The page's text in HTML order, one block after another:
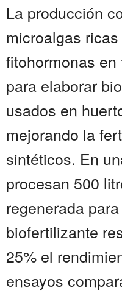
La producción
microalgas
fitohormonas
para elaborar
usados en
mejorando la
sintéticos. En
procesan 500
regenerada
biofertilizante
25% el
ensayos